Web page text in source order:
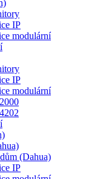
IP
modulární
IP
modulární
(Dahua)
IP